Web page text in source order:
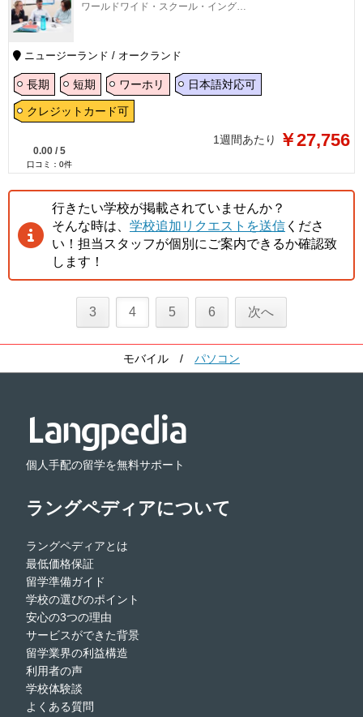
ワールドワイド・スクール・イングリッシュ
ニュージーランド / オークランド
長期 短期 ワーホリ 日本語対応可
クレジットカード可
0.00 / 5
口コミ： 0件
1週間あたり ￥27,756
行きたい学校が掲載されていませんか？
そんな時は、 学校追加リクエストを送信 くださ
い！担当スタッフが個別にご案内できるか確認致
します！
3 4 5 6 次へ
モバイル / パソコン
個人手配の留学を無料サポート
ラングペディアについて
ラングペディアとは
最低価格保証
留学準備ガイド
学校の選びのポイント
安心の3つの理由
サービスができた背景
留学業界の利益構造
利用者の声
学校体験談
よくある質問